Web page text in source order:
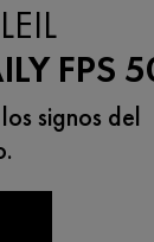
FPS
signos del